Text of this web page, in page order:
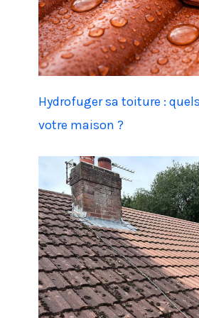
Hydrofuger sa toiture :
votre maison ?